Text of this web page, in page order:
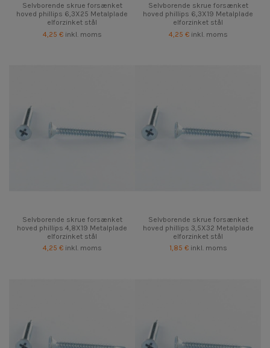
Selvborende skrue forsænket
hoved phillips 6,3X25 Metalplade
elforzinket stål
4,25 € inkl. moms
Selvborende skrue forsænket
hoved phillips 6,3X19 Metalplade
elforzinket stål
4,25 € inkl. moms
Selvborende skrue forsænket
hoved phillips 4,8X19 Metalplade
elforzinket stål
4,25 € inkl. moms
Selvborende skrue forsænket
hoved phillips 3,5X32 Metalplade
elforzinket stål
1,85 € inkl. moms